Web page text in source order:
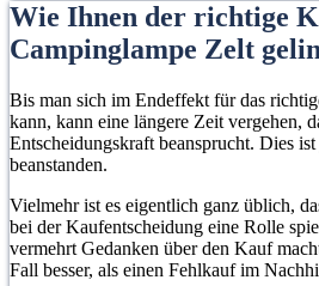
Wie Ihnen der richtige
Campinglampe Zelt
Bis man sich im Endeffekt für das
kann, kann eine längere Zeit vergehen,
Entscheidungskraft beansprucht. Dies
beanstanden.
Vielmehr ist es eigentlich ganz üblich,
bei der Kaufentscheidung eine Rolle
vermehrt Gedanken über den Kauf
Fall besser, als einen Fehlkauf im